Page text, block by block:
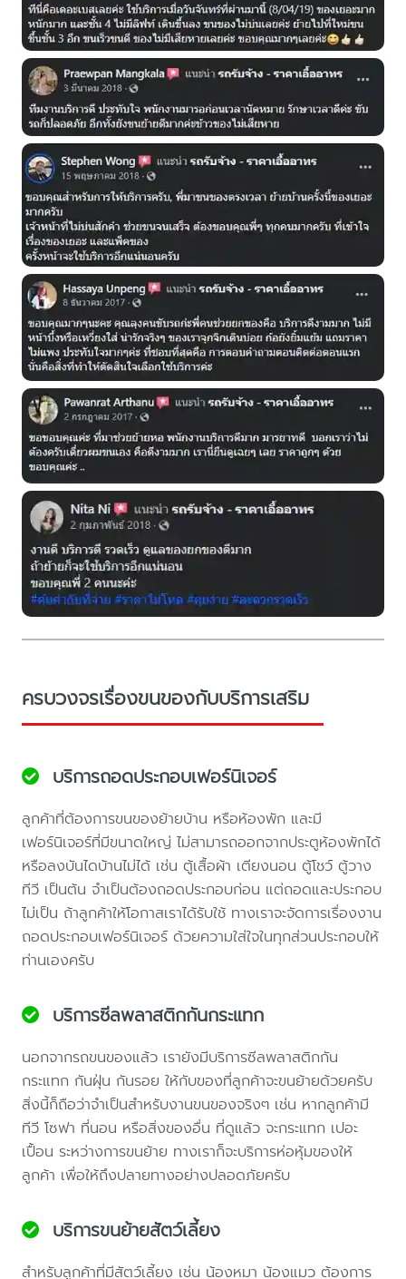
ครบวงจรเรื่องขนของกับบริการเสริม
บริการถอดประกอบเฟอร์นิเจอร์
ลูกค้าที่ต้องการขนของย้ายบ้าน หรือห้องพัก และมี
เฟอร์นิเจอร์ที่มีขนาดใหญ่ ไม่สามารถออกจากประตูห้องพักได้
หรือลงบันไดบ้านไม่ได้ เช่น ตู้เสื้อผ้า เตียงนอน ตู้โชว์ ตู้วาง
ทีวี เป็นต้น จำเป็นต้องถอดประกอบก่อน แต่ถอดและประกอบ
ไม่เป็น ถ้าลูกค้าให้โอกาสเราได้รับใช้ ทางเราจะจัดการเรื่องงาน
ถอดประกอบเฟอร์นิเจอร์ ด้วยความใส่ใจในทุกส่วนประกอบให้
ท่านเองครับ
บริการซีลพลาสติกกันกระแทก
นอกจากรถขนของแล้ว เรายังมีบริการซีลพลาสติกกัน
กระแทก กันฝุ่น กันรอย ให้กับของที่ลูกค้าจะขนย้ายด้วยครับ
สิ่งนี้ก็ถือว่าจำเป็นสำหรับงานขนของจริงๆ เช่น หากลูกค้ามี
ทีวี โซฟา ที่นอน หรือสิ่งของอื่น ที่ดูแล้ว จะกระแทก เปอะ
เปื้อน ระหว่างการขนย้าย ทางเราก็จะบริการห่อหุ้มของให้
ลูกค้า เพื่อให้ถึงปลายทางอย่างปลอดภัยครับ
บริการขนย้ายสัตว์เลี้ยง
สำหรับลูกค้าที่มีสัตว์เลี้ยง เช่น น้องหมา น้องแมว ต้องการ